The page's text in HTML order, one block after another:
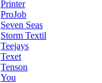
Printer
ProJob
Seven Seas
Storm Textil
Teejays
Texet
Tenson
You